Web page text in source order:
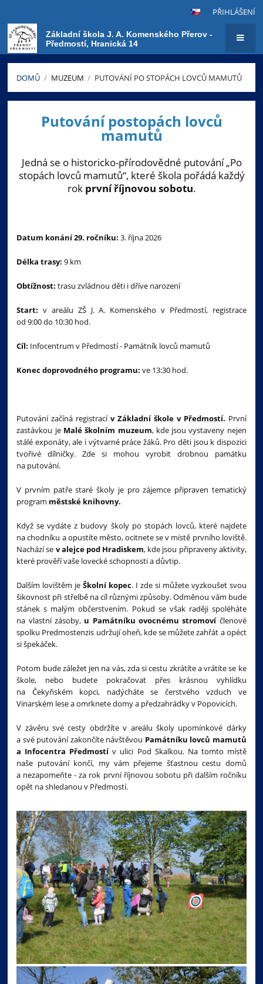
PŘIHLÁŠENÍ
Základní škola J. A. Komenského Přerov -
Předmostí, Hranická 14
DOMŮ / MUZEUM / PUTOVÁNÍ PO STOPÁCH LOVCŮ MAMUTŮ
mamutů
Putování postopách lovců
mamutů
Jedná se o historicko-přírodovědné putování „Po
stopách lovců mamutů“, které škola pořádá každý
rok první říjnovou sobotu.
Datum konání 29. ročníku: 3. října 2026
Délka trasy: 9 km
Obtížnost: trasu zvládnou děti i dříve narození
Start: v areálu ZŠ J. A. Komenského v Předmostí, registrace
od 9:00 do 10:30 hod.
Cíl: Infocentrum v Předmostí - Památník lovců mamutů
Konec doprovodného programu: ve 13:30 hod.
Putování začíná registracív Základní škole v Předmostí. První
zastávkou je Malé školním muzeum, kde jsou vystaveny nejen
stálé exponáty, ale i výtvarné práce žáků. Pro děti jsou k dispozici
tvořivé dílničky. Zde si mohou vyrobit drobnou památku
na putování.
V prvním patře staré školy je pro zájemce připraven tematický
program městské knihovny.
Když se vydáte z budovy školy po stopách lovců, které najdete
na chodníku a opustíte město, ocitnete se v místě prvního loviště.
Nachází se v alejce pod Hradiskem, kde jsou připraveny aktivity,
které prověří vaše lovecké schopnosti a důvtip.
Dalším lovištěm jeŠkolní kopec. I zde si můžete vyzkoušet svou
šikovnost při střelbě na cíl různými způsoby. Odměnou vám bude
stánek s malým občerstvením. Pokud se však raději spoléháte
na vlastní zásoby, u Památníku ovocnému stromovíčlenové
spolku Predmostenzis udržují oheň, kde se můžete zahřát a opéct
si špekáček.
Potom bude záležet jen na vás, zda si cestu zkrátíte a vrátíte se ke
škole, nebo budete pokračovat přes krásnou vyhlídku
na Čekyňském kopci, nadýcháte se čerstvého vzduch ve
Vinarském lese a omrknete domy a předzahrádky v Popovicích.
V závěru své cesty obdržíte v areálu školy upomínkové dárky
a své putování zakončíte návštěvou Památníku lovců mamutů
a Infocentra Předmostív ulici Pod Skalkou. Na tomto místě
naše putování končí, my vám přejeme šťastnou cestu domů
a nezapomeňte - za rok první říjnovou sobotu při dalším ročníku
opět na shledanou v Předmostí.